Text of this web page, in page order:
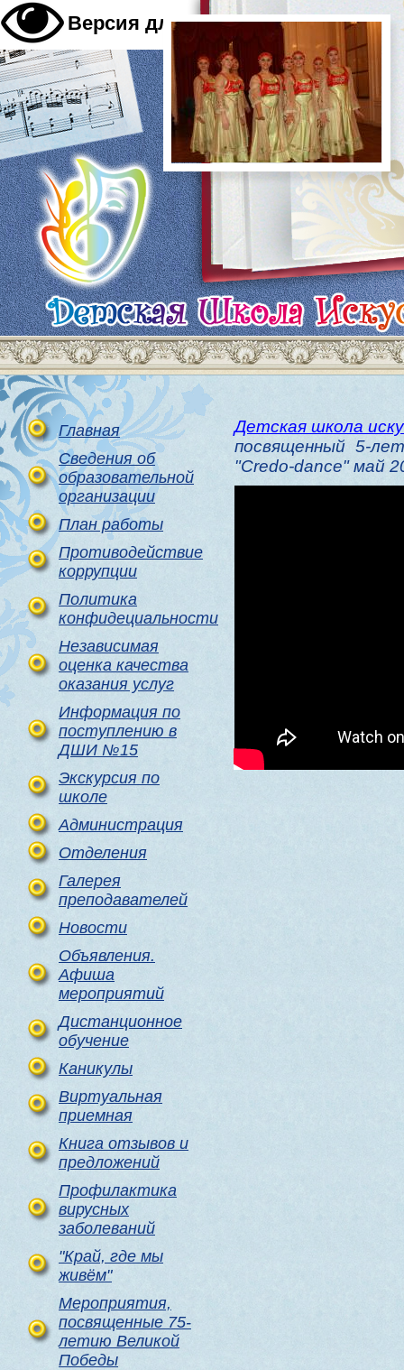
Версия для слабовидящих A A A
Главная
Сведения об
образовательной
организации
План работы
Противодействие
коррупции
Политика
конфидециальности
Независимая
оценка качества
оказания услуг
Информация по
поступлению в
ДШИ №15
Экскурсия по
школе
Администрация
Отделения
Галерея
преподавателей
Новости
Объявления.
Афиша
мероприятий
Дистанционное
обучение
Каникулы
Виртуальная
приемная
Книга отзывов и
предложений
Профилактика
вирусных
заболеваний
"Край, где мы
живём"
Мероприятия,
посвященные 75-
летию Великой
Победы
Детская школа
посвященный 5-
"Credo-dance" май